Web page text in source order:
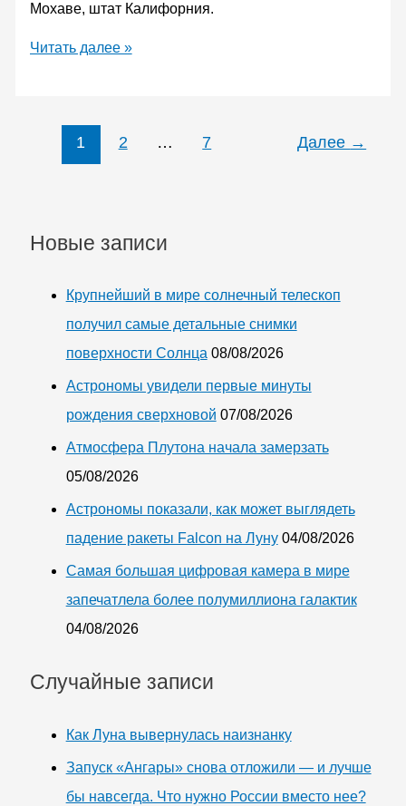
Мохаве, штат Калифорния.
Northrop
автономный
боевой
Talon
Читать далее »
1 2 … 7 Далее →
Новые записи
Крупнейший в мире солнечный телескоп
получил самые детальные снимки
поверхности Солнца 08/08/2026
Астрономы увидели первые минуты
рождения сверхновой 07/08/2026
Атмосфера Плутона начала замерзать
05/08/2026
Астрономы показали, как может выглядеть
падение ракеты Falcon на Луну 04/08/2026
Самая большая цифровая камера в мире
запечатлела более полумиллиона галактик
04/08/2026
Случайные записи
Как Луна вывернулась наизнанку
Запуск «Ангары» снова отложили — и лучше
бы навсегда. Что нужно России вместо нее?